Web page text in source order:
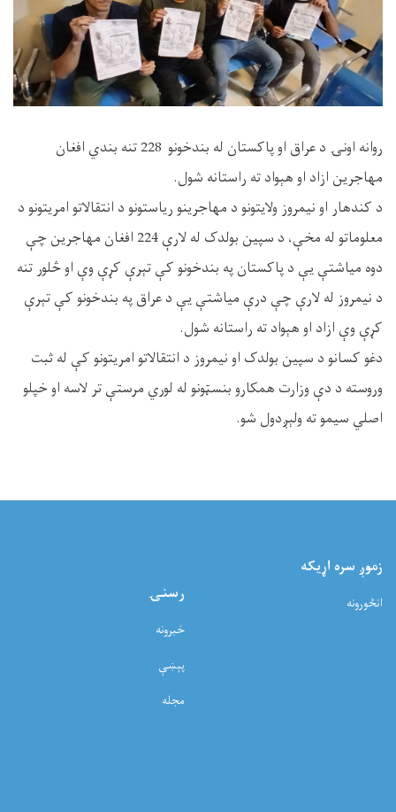
روانه اونۍ د عراق او پاکستان له بندخونو 228 تنه بندي افغان
مهاجرین ازاد او هېواد ته راستانه شول.
د کندهار او نیمروز ولایتونو د مهاجرینو ریاستونو د انتقالاتو امریتونو د
معلوماتو له مخې، د سپین بولدک له لارې 224 افغان مهاجرین چې
دوه میاشتې یې د پاکستان په بندخونو کې تېرې کړې وې او څلور تنه
د نیمروز له لارې چې درې میاشتې یې د عراق په بندخونو کې تېرې
کړې وې ازاد او هېواد ته راستانه شول.
دغو کسانو د سپین بولدک او نیمروز د انتقالاتو امریتونو کې له ثبت
وروسته د دې وزارت همکارو بنسټونو له لوري مرستې تر لاسه او خپلو
اصلي سیمو ته ولېږدول شو.
زموږ سره اړيکه
انځورونه رسنۍ
خبرونه
پېښې
مجله